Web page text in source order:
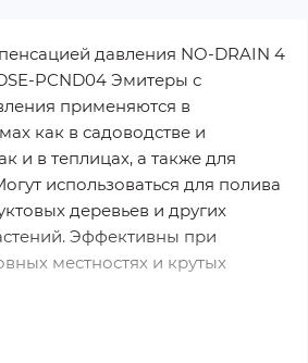
давления NO-DRAIN 4
PCND04 Эмитеры с
применяются в
как в садоводстве и
и в теплицах, а также для
использоваться для полива
деревьев и других
Эффективны при
местностях и крутых